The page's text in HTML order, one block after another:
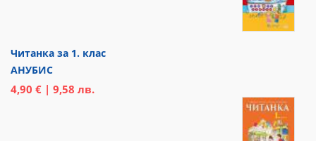
Читанка за 1. клас
АНУБИС
4,90 € | 9,58 лв.